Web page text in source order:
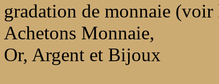
gradation de monnaie
Achetons Monnaie,
Or, Argent et Bijoux